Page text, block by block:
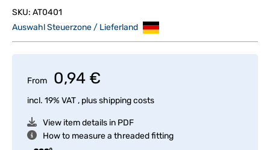
SKU: AT0401
Auswahl Steuerzone / Lieferland
From 0,94 €
incl. 19% VAT , plusshipping costs
View item details in PDF
How to measure a threaded fitting